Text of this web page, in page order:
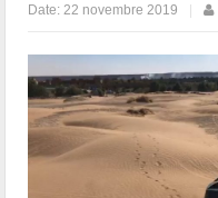
Date: 22 novembre 2019 |